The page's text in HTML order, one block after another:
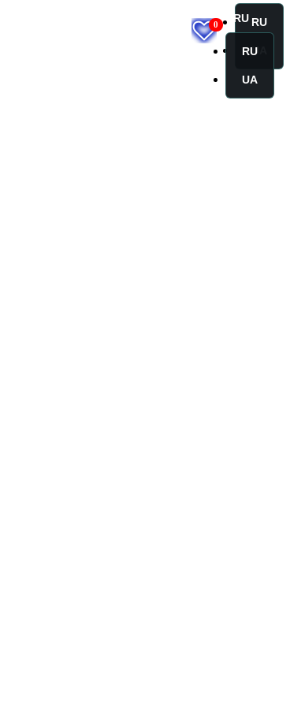
RU
RU
UA
0 RU
UA